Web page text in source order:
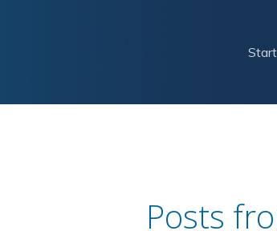
Start
Posts